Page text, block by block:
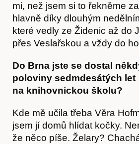
mi, než jsem si to řekněme
hlavně díky dlouhým
které vedly ze Židenic až do
přes Veslařskou a vždy do
Do Brna jste se dostal
poloviny sedmdesátých let
na knihovnickou školu?
Kde mě učila třeba Věra
jsem jí domů hlídat kočky.
že něco píše. Želary?